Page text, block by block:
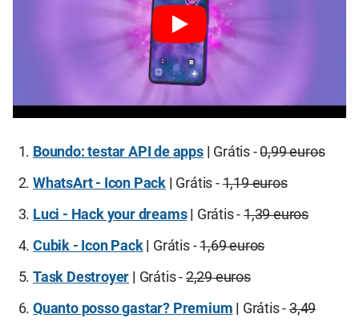
Boundo: testar API de apps| Grátis -0,99 euros
WhatsArt - Icon Pack
Grátis -1,19 euros
Luci - Hack your dreams| Grátis -1,39 euros
Cubik - Icon Pack| Grátis -1,69 euros
Task Destroyer
Grátis -2,29 euros
Quanto posso gastar? Premium
Grátis -3,49